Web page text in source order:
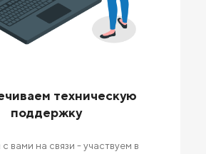
техническую
поддержку
вами на связи - участвуем в